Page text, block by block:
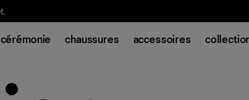
cérémonie chaussures accessoires